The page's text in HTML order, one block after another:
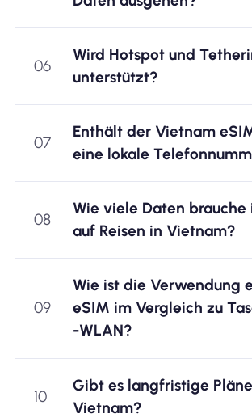
06
Wird Hotspot und
unterstützt?
07
Enthält der Vietnam
eine lokale
08
Wie viele Daten brauche
auf Reisen in Vietnam?
09
Wie ist die Verwendung
eSIM im Vergleich zu
-WLAN?
10
Gibt es langfristige
Vietnam?